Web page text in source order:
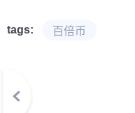
tags: 百倍币